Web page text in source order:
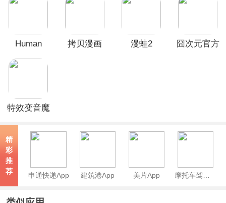
Human
反应力测试
拷贝漫画
漫蛙2
囧次元官方
特效变音魔
精
彩
推
荐
申通快递App 建筑港App 美片App